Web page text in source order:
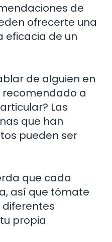
de
ofrecerte una
eficacia de un
de alguien en
recomendado a
Las
que han
pueden ser
que cada
así que tómate
propia